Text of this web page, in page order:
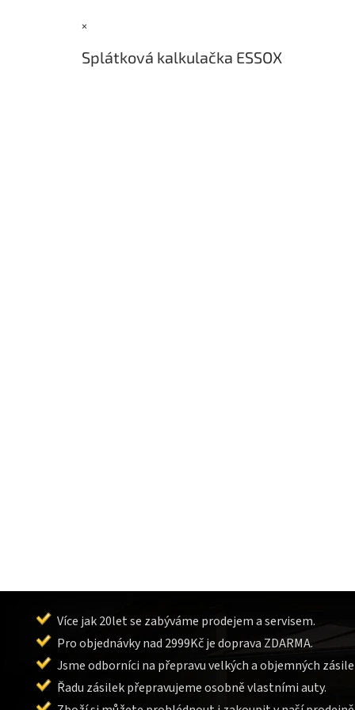
×
Splátková kalkulačka ESSOX
Více jak 20let se zabýváme prodejem a servisem.
Pro objednávky nad 2999Kč je doprava ZDARMA.
Jsme odborníci na přepravu velkých a objemných
Řadu zásilek přepravujeme osobně vlastními auty.